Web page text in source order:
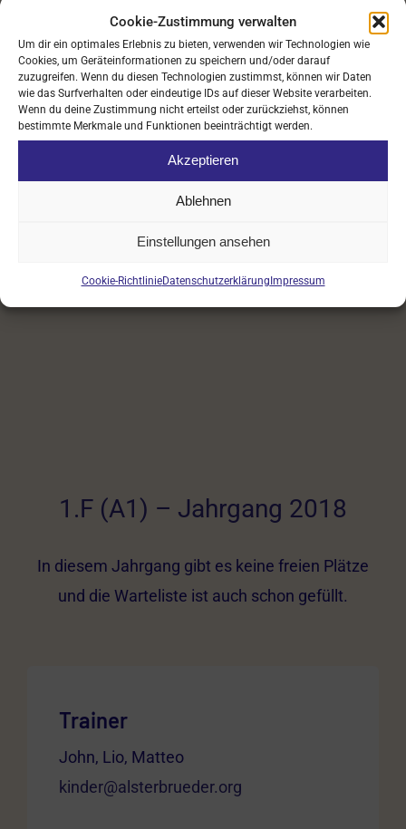
Cookie-Zustimmung verwalten
Um dir ein optimales Erlebnis zu bieten, verwenden wir Technologien wie
Cookies, um Geräteinformationen zu speichern und/oder darauf
zuzugreifen. Wenn du diesen Technologien zustimmst, können wir Daten
wie das Surfverhalten oder eindeutige IDs auf dieser Website verarbeiten.
Wenn du deine Zustimmung nicht erteilst oder zurückziehst, können
bestimmte Merkmale und Funktionen beeinträchtigt werden.
Akzeptieren
Ablehnen
Einstellungen ansehen
Cookie-RichtlinieDatenschutzerklärungImpressum
Trainingstag und -zeit
Dienstags 16:00-17:00 Uhr
Donnerstags 16:00-17:00 Uhr
1.F (A1) – Jahrgang 2018
In diesem Jahrgang gibt es keine freien Plätze
und die Warteliste ist auch schon gefüllt.
Trainer
John, Lio, Matteo
kinder@alsterbrueder.org